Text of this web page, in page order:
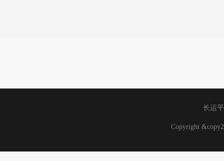
长运
Copyright